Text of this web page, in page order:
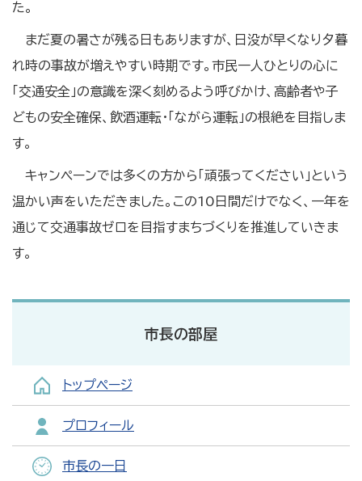
た。
まだ夏の暑さが残る日もありますが、日没が早くなり夕暮
れ時の事故が増えやすい時期です。市民一人ひとりの心に
「交通安全」の意識を深く刻めるよう呼びかけ、高齢者や子
どもの安全確保、飲酒運転・「ながら運転」の根絶を目指しま
す。
キャンペーンでは多くの方から「頑張ってください」という
温かい声をいただきました。この10日間だけでなく、一年を
通じて交通事故ゼロを目指すまちづくりを推進していきま
す。
市長の部屋
トップページ
プロフィール
市長の一日